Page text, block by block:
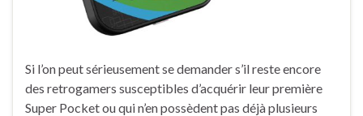
Si l’on peut sérieusement se demander s’il reste encore
des retrogamers susceptibles d’acquérir leur première
Super Pocket ou qui n’en possèdent pas déjà plusieurs